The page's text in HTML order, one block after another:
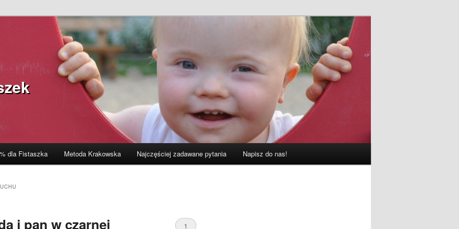
dla Fistaszka Metoda Krakowska Najczęściej zadawane pytania Napisz do nas!
i pan w czarnej
1